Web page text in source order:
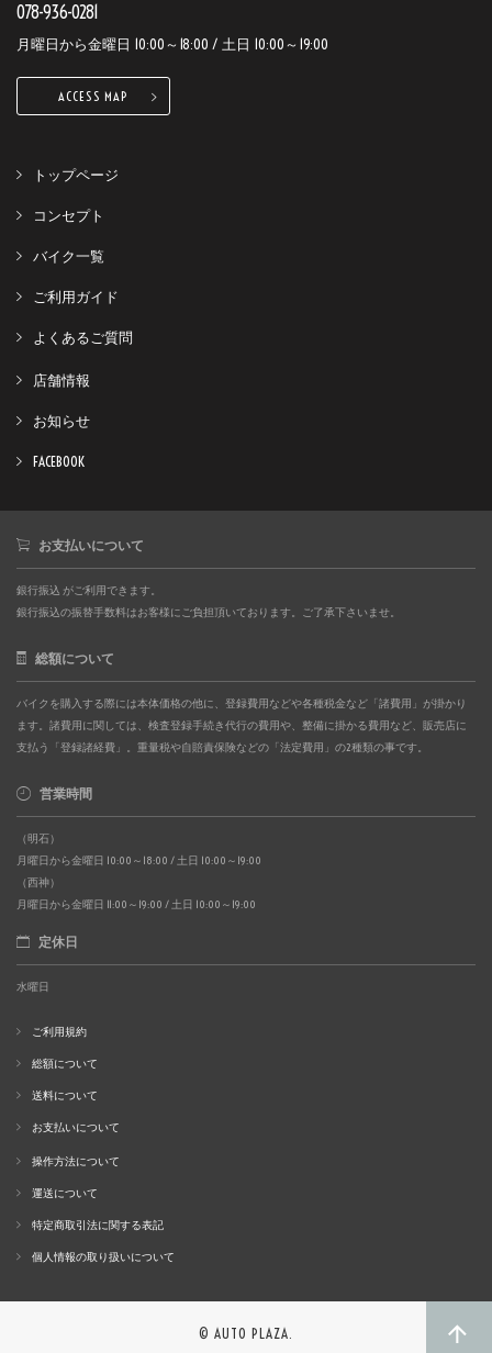
078-936-0281
月曜日から金曜日 10:00～18:00 / 土日 10:00～19:00
ACCESS MAP
トップページ
コンセプト
バイク一覧
ご利用ガイド
よくあるご質問
店舗情報
お知らせ
FACEBOOK
お支払いについて
銀行振込 がご利用できます。
銀行振込の振替手数料はお客様にご負担頂いております。ご了承下さいませ。
総額について
バイクを購入する際には本体価格の他に、登録費用などや各種税金など「諸費用」が掛かり
ます。諸費用に関しては、検査登録手続き代行の費用や、整備に掛かる費用など、販売店に
支払う「登録諸経費」。重量税や自賠責保険などの「法定費用」の2種類の事です。
営業時間
（明石）
月曜日から金曜日 10:00～18:00 / 土日 10:00～19:00
（西神）
月曜日から金曜日 11:00～19:00 / 土日 10:00～19:00
定休日
水曜日
ご利用規約
総額について
送料について
お支払いについて
操作方法について
運送について
特定商取引法に関する表記
個人情報の取り扱いについて
© AUTO PLAZA.